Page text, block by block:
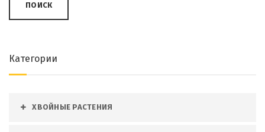
ПОИСК
Категории
ХВОЙНЫЕ РАСТЕНИЯ